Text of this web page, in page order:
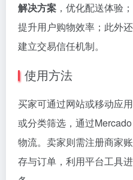
解决方案 ，优化配送体验
提升用户购物效率；此外
建立交易信任机制。
使用方法
买家可通过网站或移动应
或分类筛选，通过
物流。卖家则需注册商家
存与订单，利用平台工具